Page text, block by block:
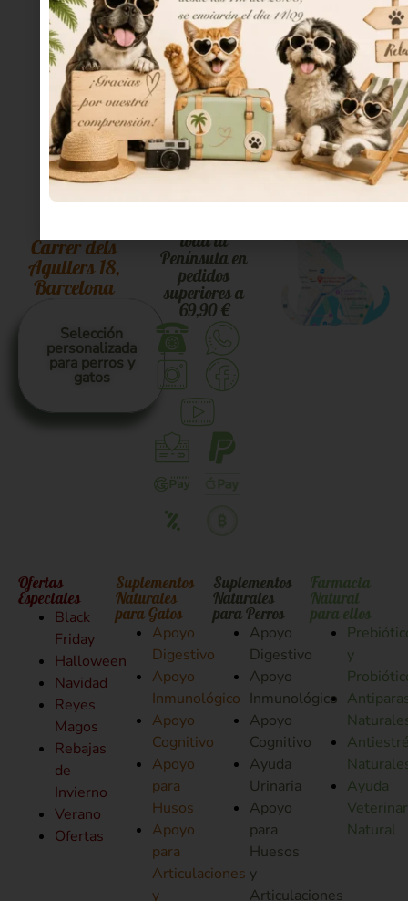
cliente
Carrer dels
Agullers 18,
Barcelona
Selección
personalizada
para perros y
gatos
toda la
Península en
pedidos
superiores a
69,90 €
Ofertas
Especiales
Black
Friday
Halloween
Navidad
Reyes
Magos
Rebajas
de
Invierno
Verano
Ofertas
Suplementos
Naturales
para Gatos
Apoyo
Digestivo
Apoyo
Inmunológico
Apoyo
Cognitivo
Apoyo
para
Husos
Apoyo
para
Articulaciones
y
Suplementos
Naturales
para Perros
Apoyo
Digestivo
Apoyo
Inmunológico
Apoyo
Cognitivo
Ayuda
Urinaria
Apoyo
para
Huesos
y
Articulaciones
Farmacia
Natural
para ellos
y
Ayuda
Natural